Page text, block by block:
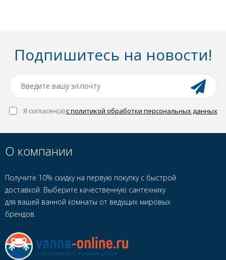
Подпишитесь на новости!
Я согласен(a)с политикой обработки персональных данных
О компании
Получите 10% скидку на первую покупку с быстрой
доставкой. Выберите качественную сантехнику
для вашей ванной комнаты от ведущих мировых
брендов.